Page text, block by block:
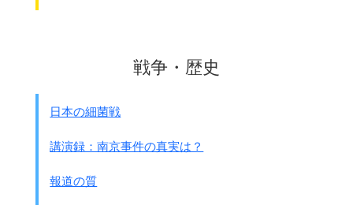
戦争・歴史
日本の細菌戦
講演録：南京事件の真実は？
報道の質